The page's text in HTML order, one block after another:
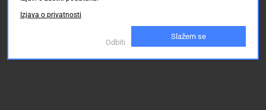
Izjava o privatnosti
Odbiti
Slažem se